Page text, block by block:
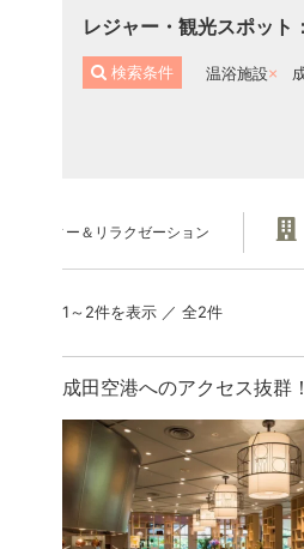
レジャー・観光スポット ：
検索条件 温浴施設
ューティー＆リラクゼーション
1～2件を表示 ／ 全2件
成田空港へのアクセス抜群